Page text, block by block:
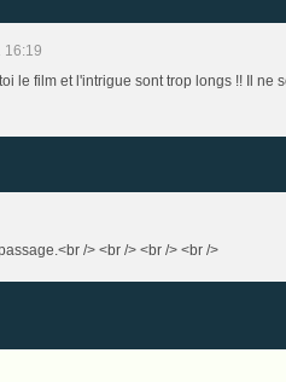
16:19
le film et l'intrigue sont trop longs !! Il ne
/> <br /> <br /> <br />